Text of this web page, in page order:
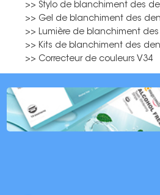
>> Stylo de blanchiment des
>> Gel de blanchiment des
>> Lumière de blanchiment
>> Kits de blanchiment des
>> Correcteur de couleurs V34